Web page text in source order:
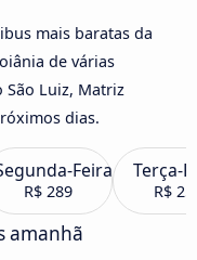
mais baratas da
de várias
Luiz, Matriz
dias.
Feira
R$ 289
Terça-
R$
amanhã